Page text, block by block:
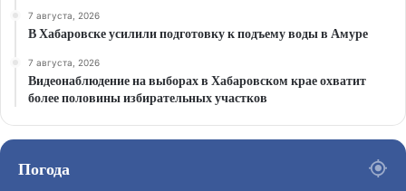
7 августа, 2026
В Хабаровске усилили подготовку к подъему воды в Амуре
7 августа, 2026
Видеонаблюдение на выборах в Хабаровском крае охватит
более половины избирательных участков
Погода